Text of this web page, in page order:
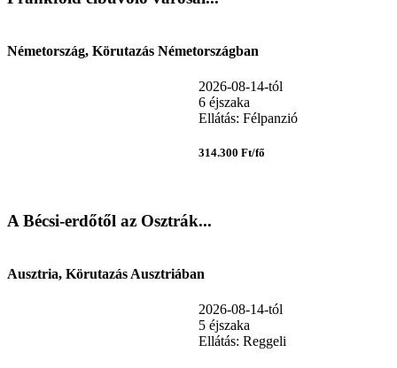
Németország, Körutazás Németországban
2026-08-14-tól
6 éjszaka
Ellátás: Félpanzió
314.300 Ft/fő
A Bécsi-erdőtől az Osztrák...
Ausztria, Körutazás Ausztriában
2026-08-14-tól
5 éjszaka
Ellátás: Reggeli